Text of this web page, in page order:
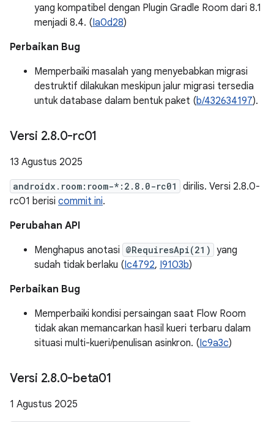
yang kompatibel dengan Plugin Gradle Room dari 8.1
menjadi 8.4. (Ia0d28)
Perbaikan Bug
Memperbaiki masalah yang menyebabkan migrasi
destruktif dilakukan meskipun jalur migrasi tersedia
untuk database dalam bentuk paket (b/432634197).
Versi 2.8.0-rc01
13 Agustus 2025
androidx.room:room-*:2.8.0-rc01
dirilis. Versi 2.8.0-
rc01 berisi commit ini.
Perubahan API
Menghapus anotasi @RequiresApi(21) yang
sudah tidak berlaku (Ic4792, I9103b)
Perbaikan Bug
Memperbaiki kondisi persaingan saat Flow Room
tidak akan memancarkan hasil kueri terbaru dalam
situasi multi-kueri/penulisan asinkron. (Ic9a3c)
Versi 2.8.0-beta01
1 Agustus 2025